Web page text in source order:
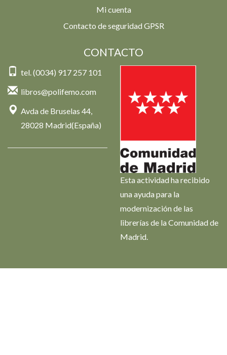
Mi cuenta
Contacto de seguridad GPSR
CONTACTO
tel. (0034) 917 257 101
libros@polifemo.com
Avda de Bruselas 44,
28028 Madrid(España)
Esta actividad ha recibido
una ayuda para la
modernización de las
librerías de la Comunidad de
Madrid.